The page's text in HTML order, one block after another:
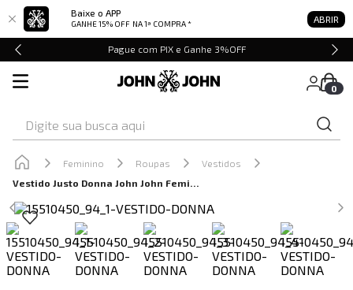
Baixe o APP
GANHE 15% OFF NA 1ª COMPRA * ABRIR
Pague com PIX e Ganhe 3%OFF
0
Feminino Roupas
Vestidos
Vestido Justo Donna John John Feminino